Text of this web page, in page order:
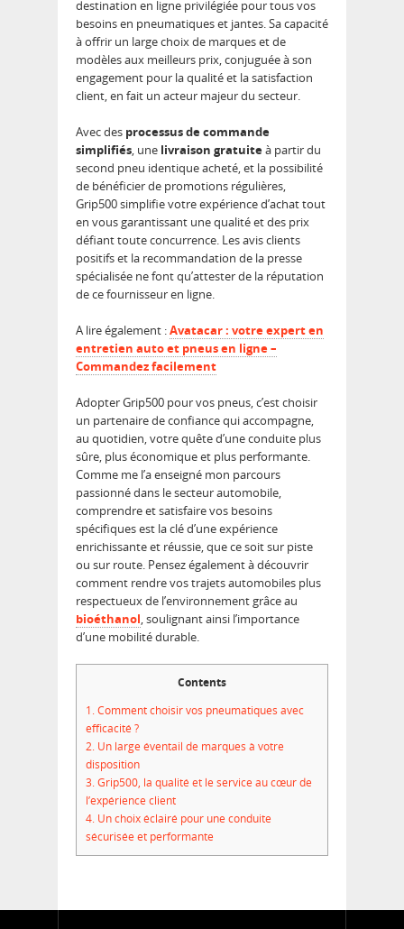
destination en ligne privilégiée pour tous vos
besoins en pneumatiques et jantes. Sa capacité
à offrir un large choix de marques et de
modèles aux meilleurs prix, conjuguée à son
engagement pour la qualité et la satisfaction
client, en fait un acteur majeur du secteur.
Avec des processus de commande
simplifiés, une livraison gratuiteà partir du
second pneu identique acheté, et la possibilité
de bénéficier de promotions régulières,
Grip500 simplifie votre expérience d’achat tout
en vous garantissant une qualité et des prix
défiant toute concurrence. Les avis clients
positifs et la recommandation de la presse
spécialisée ne font qu’attester de la réputation
de ce fournisseur en ligne.
A lire également :Avatacar : votre expert en
entretien auto et pneus en ligne –
Commandez facilement
Adopter Grip500 pour vos pneus, c’est choisir
un partenaire de confiance qui accompagne,
au quotidien, votre quête d’une conduite plus
sûre, plus économique et plus performante.
Comme me l’a enseigné mon parcours
passionné dans le secteur automobile,
comprendre et satisfaire vos besoins
spécifiques est la clé d’une expérience
enrichissante et réussie, que ce soit sur piste
ou sur route. Pensez également à découvrir
comment rendre vos trajets automobiles plus
respectueux de l’environnement grâce au
bioéthanol, soulignant ainsi l’importance
d’une mobilité durable.
Contents
1.Comment choisir vos pneumatiques avec
efficacité ?
2. Un large éventail de marques à votre
disposition
3.Grip500, la qualité et le service au cœur de
l’expérience client
4. Un choix éclairé pour une conduite
sécurisée et performante